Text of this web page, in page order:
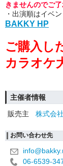
きませんのでご了
・出演順はイベ
BAKKY HP
ご購入し
カラオケ
主催者情報
販売主
株式会
お問い合わせ先
06-6539-